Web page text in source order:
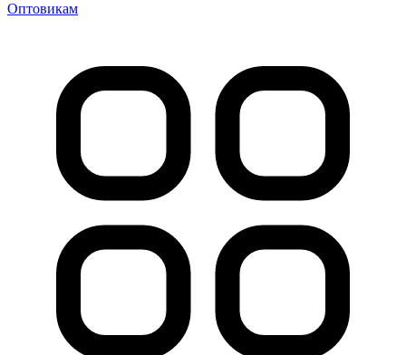
Оптовикам